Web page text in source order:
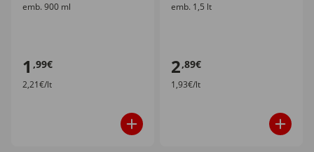
emb. 900 ml
1 ,99€
2,21€/lt
emb. 1,5 lt
2,89€
1,93€/lt